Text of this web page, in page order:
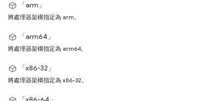
「arm」
將處理器架構指定為 arm。
「arm64」
將處理器架構指定為 arm64。
「x86-32」
將處理器架構指定為 x86-32。